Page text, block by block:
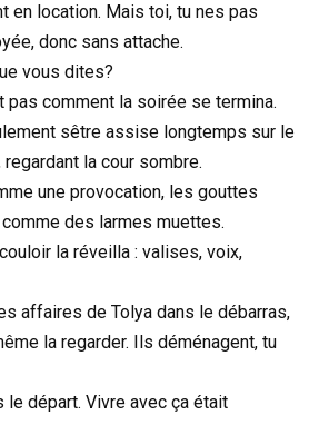
en location. Mais toi, tu nes pas
donc sans attache.
vous dites?
pas comment la soirée se termina.
sêtre assise longtemps sur le
la cour sombre.
une provocation, les gouttes
des larmes muettes.
la réveilla : valises, voix,
affaires de Tolya dans le débarras,
la regarder. Ils déménagent, tu
le départ. Vivre avec ça était